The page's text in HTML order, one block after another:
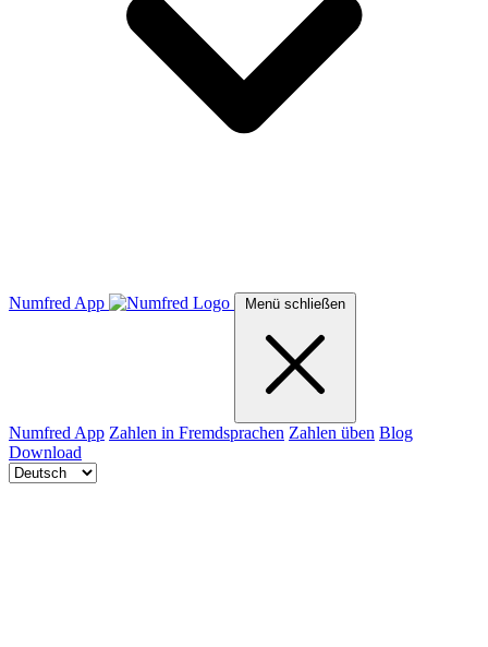
Numfred App Menü schließen
Numfred App Zahlen in Fremdsprachen Zahlen üben Blog
Download